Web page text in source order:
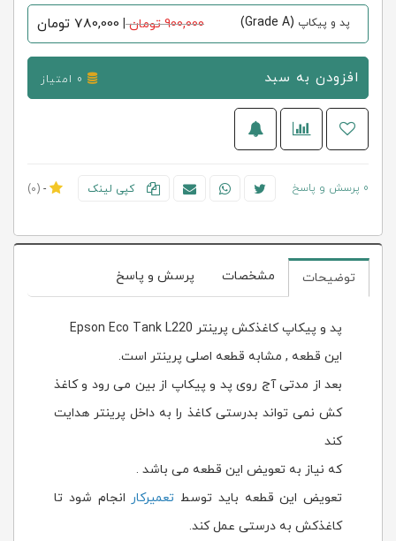
پد و پیکاپ (Grade A) 900,000 تومان |
780,000 تومان
افزودن به سبد
0 پرسش و پاسخ کپی لینک -
(0)
توضیحات مشخصات پرسش و پاسخ
پد و پیکاپ کاغذکش پرینتر Epson Eco Tank L220
این قطعه , مشابه قطعه اصلی پرینتر است.
بعد از مدتی آج روی پد و پیکاپ از بین می رود و کاغذ
کش نمی تواند بدرستی کاغذ را به داخل پرینتر هدایت
کند
که نیاز به تعویض این قطعه می باشد .
تعویض این قطعه باید توسط تعمیرکار انجام شود تا
کاغذکش به درستی عمل کند.